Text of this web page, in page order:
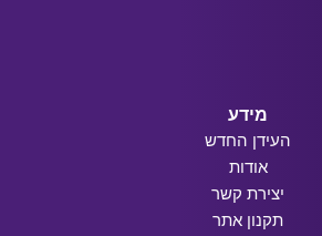
מידע
העידן החדש
אודות
יצירת קשר
תקנון אתר